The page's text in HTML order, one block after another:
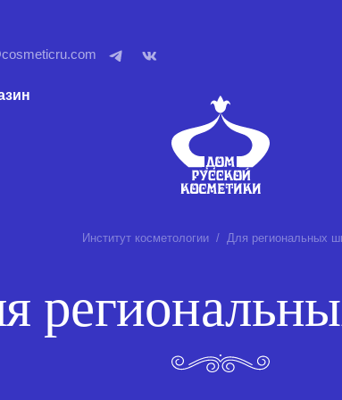
Институт косметологии Для региональных